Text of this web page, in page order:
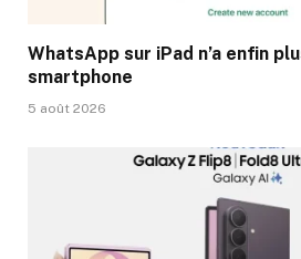
WhatsApp sur iPad n’a enfin
smartphone
5 août 2026